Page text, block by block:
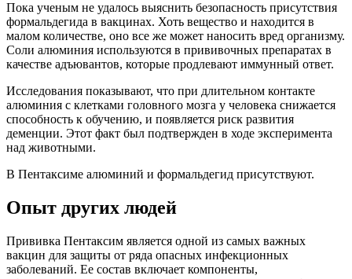
Пока ученым не удалось выяснить безопасность присутствия
формальдегида в вакцинах. Хоть вещество и находится в
малом количестве, оно все же может наносить вред организму.
Соли алюминия используются в прививочных препаратах в
качестве адъювантов, которые продлевают иммунный ответ.
Исследования показывают, что при длительном контакте
алюминия с клетками головного мозга у человека снижается
способность к обучению, и появляется риск развития
деменции. Этот факт был подтвержден в ходе эксперимента
над животными.
В Пентаксиме алюминий и формальдегид присутствуют.
Опыт других людей
Прививка Пентаксим является одной из самых важных
вакцин для защиты от ряда опасных инфекционных
заболеваний. Ее состав включает компоненты,